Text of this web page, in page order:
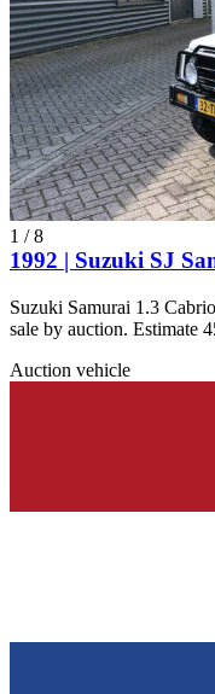
1 /8
1992 | Suzuki SJ
Suzuki Samurai 1.3
sale by auction. Estimate
Auction vehicle